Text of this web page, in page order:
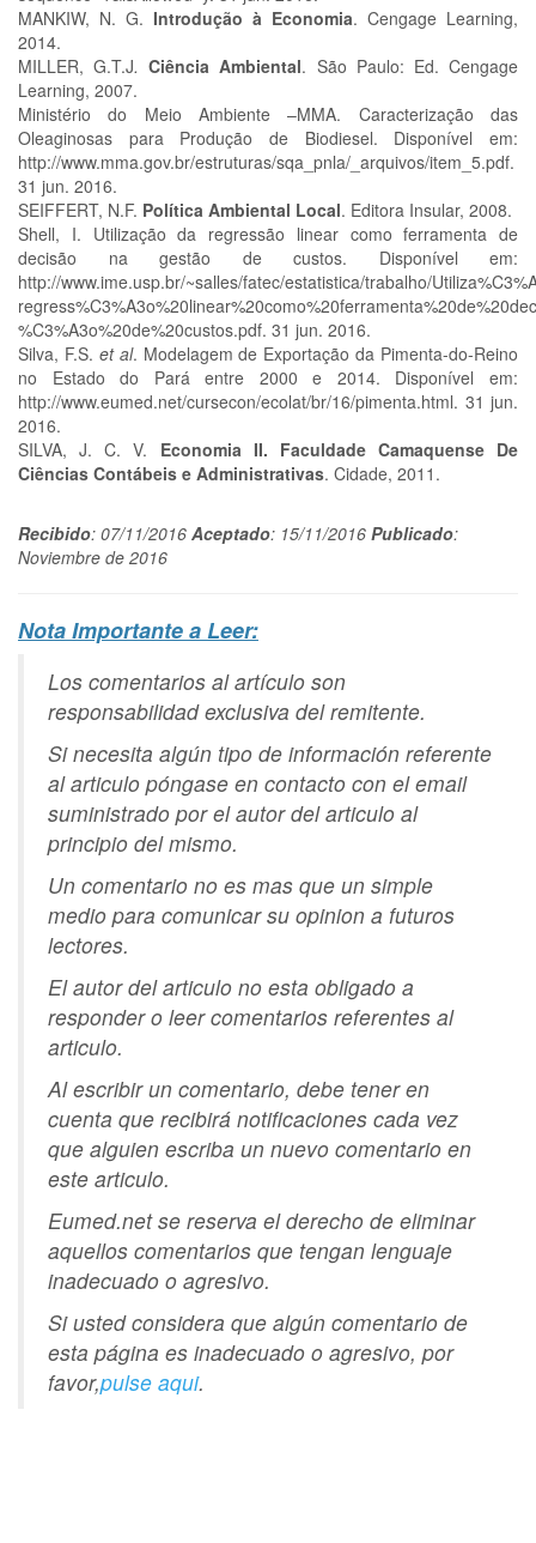
MANKIW, N. G. Introdução à Economia. Cengage Learning,
2014.
MILLER, G.T.J. Ciência Ambiental. São Paulo: Ed. Cengage
Learning, 2007.
Ministério do Meio Ambiente –MMA. Caracterização das
Oleaginosas para Produção de Biodiesel. Disponível em:
http://www.mma.gov.br/estruturas/sqa_pnla/_arquivos/item_5.pdf.
31 jun. 2016.
SEIFFERT, N.F. Política Ambiental Local. Editora Insular, 2008.
Shell, I. Utilização da regressão linear como ferramenta de
decisão na gestão de custos. Disponível em:
http://www.ime.usp.br/~salles/fatec/estatistica/trabalho/
%C3%A3o%20de%20custos.pdf. 31 jun. 2016.
Silva, F.S. et al. Modelagem de Exportação da Pimenta-do-Reino
no Estado do Pará entre 2000 e 2014. Disponível em:
http://www.eumed.net/cursecon/ecolat/br/16/pimenta.html. 31 jun.
2016.
SILVA, J. C. V. Economia II. Faculdade Camaquense De
Ciências Contábeis e Administrativas. Cidade, 2011.
Recibido: 07/11/2016 Aceptado: 15/11/2016 Publicado:
Noviembre de 2016
Nota Importante a Leer:
Los comentarios al artículo son
responsabilidad exclusiva del remitente.
Si necesita algún tipo de información referente
al articulo póngase en contacto con el email
suministrado por el autor del articulo al
principio del mismo.
Un comentario no es mas que un simple
medio para comunicar su opinion a futuros
lectores.
El autor del articulo no esta obligado a
responder o leer comentarios referentes al
articulo.
Al escribir un comentario, debe tener en
cuenta que recibirá notificaciones cada vez
que alguien escriba un nuevo comentario en
este articulo.
Eumed.net se reserva el derecho de eliminar
aquellos comentarios que tengan lenguaje
inadecuado o agresivo.
Si usted considera que algún comentario de
esta página es inadecuado o agresivo, por
favor,pulse aqui.